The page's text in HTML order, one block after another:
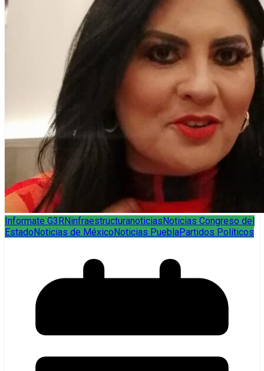
Informate G3RNinfraestructuranoticias Noticias Congreso del
Estado Noticias de México Noticias PueblaPartidos Políticos